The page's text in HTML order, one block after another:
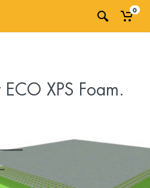
0
XPS Foam.